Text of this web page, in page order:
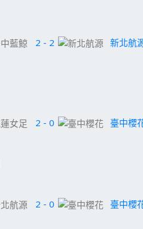
2 - 2 新北航
2 - 0 臺中櫻
2 - 0 臺中櫻